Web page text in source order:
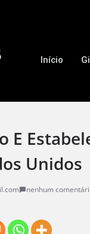
Início
E
Unidos
nenhum